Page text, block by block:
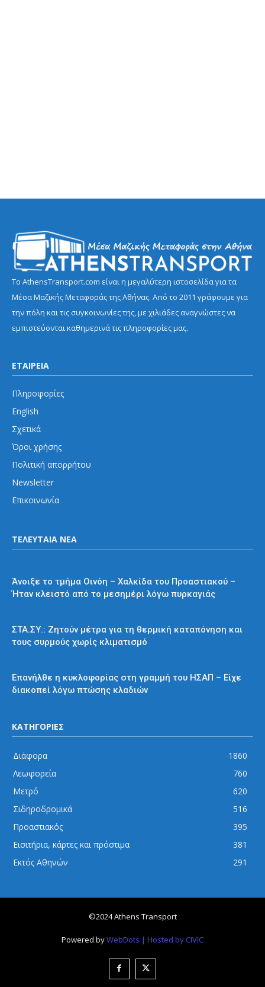
Το AthensTransport.com είναι η μεγαλύτερη ιστοσελίδα για τα
Μέσα Μαζικής Μεταφοράς της Αθήνας. Από το 2011 γράφουμε για
την πόλη και τις συγκοινωνίες της, με χιλιάδες αναγνώστες να
εμπιστεύονται καθημερινά τις πληροφορίες μας.
ΕΤΑΙΡΕΙΑ
Πληροφορίες
English
Σχετικά
Όροι χρήσης
Πολιτική απορρήτου
Newsletter
Επικοινωνία
ΤΕΛΕΥΤΑΙΑ ΝΕΑ
Άνοιξε το τμήμα Οινόη – Χαλκίδα του Προαστιακού –
Ήταν κλειστό από το μεσημέρι λόγω πυρκαγιάς
ΣΤΑ.ΣΥ.: Ζητούν μέτρα για τη θερμική καταπόνηση και
τους συρμούς χωρίς κλιματισμό
Επανήλθε η κυκλοφορίας στη γραμμή του ΗΣΑΠ – Είχε
διακοπεί λόγω πτώσης κλαδιών
ΚΑΤΗΓΟΡΙΕΣ
Διάφορα
1860
Λεωφορεία
760
Μετρό
620
Σιδηροδρομικά
516
Προαστιακός
395
Εισιτήρια, κάρτες και πρόστιμα
381
Εκτός Αθηνών
291
©2024 Athens Transport
Powered byWebDots | Hosted by CIVIC